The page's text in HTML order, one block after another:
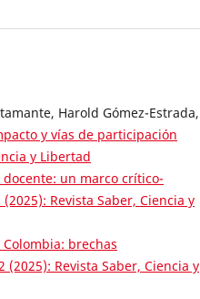
Harold Gómez-Estrada,
y vías de participación
y Libertad
un marco crítico-
Revista Saber, Ciencia y
brechas
Revista Saber, Ciencia y